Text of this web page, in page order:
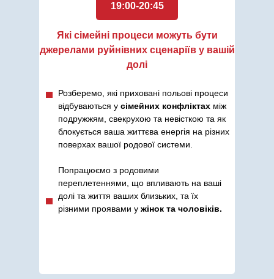
Розберемо, які приховані польові процеси
відбуваються у сімейних конфліктах між
подружжям, свекрухою та невісткою та як
блокується ваша життєва енергія на різних
поверхах вашої родової системи.
Попрацюємо з родовими
переплетеннями, що впливають на ваші
долі та життя ваших близьких, та їх
різними проявами у жінок та чоловіків.
Які сімейні процеси можуть бути
джерелами руйнівних сценаріїв у вашій
долі
19:00-20:45